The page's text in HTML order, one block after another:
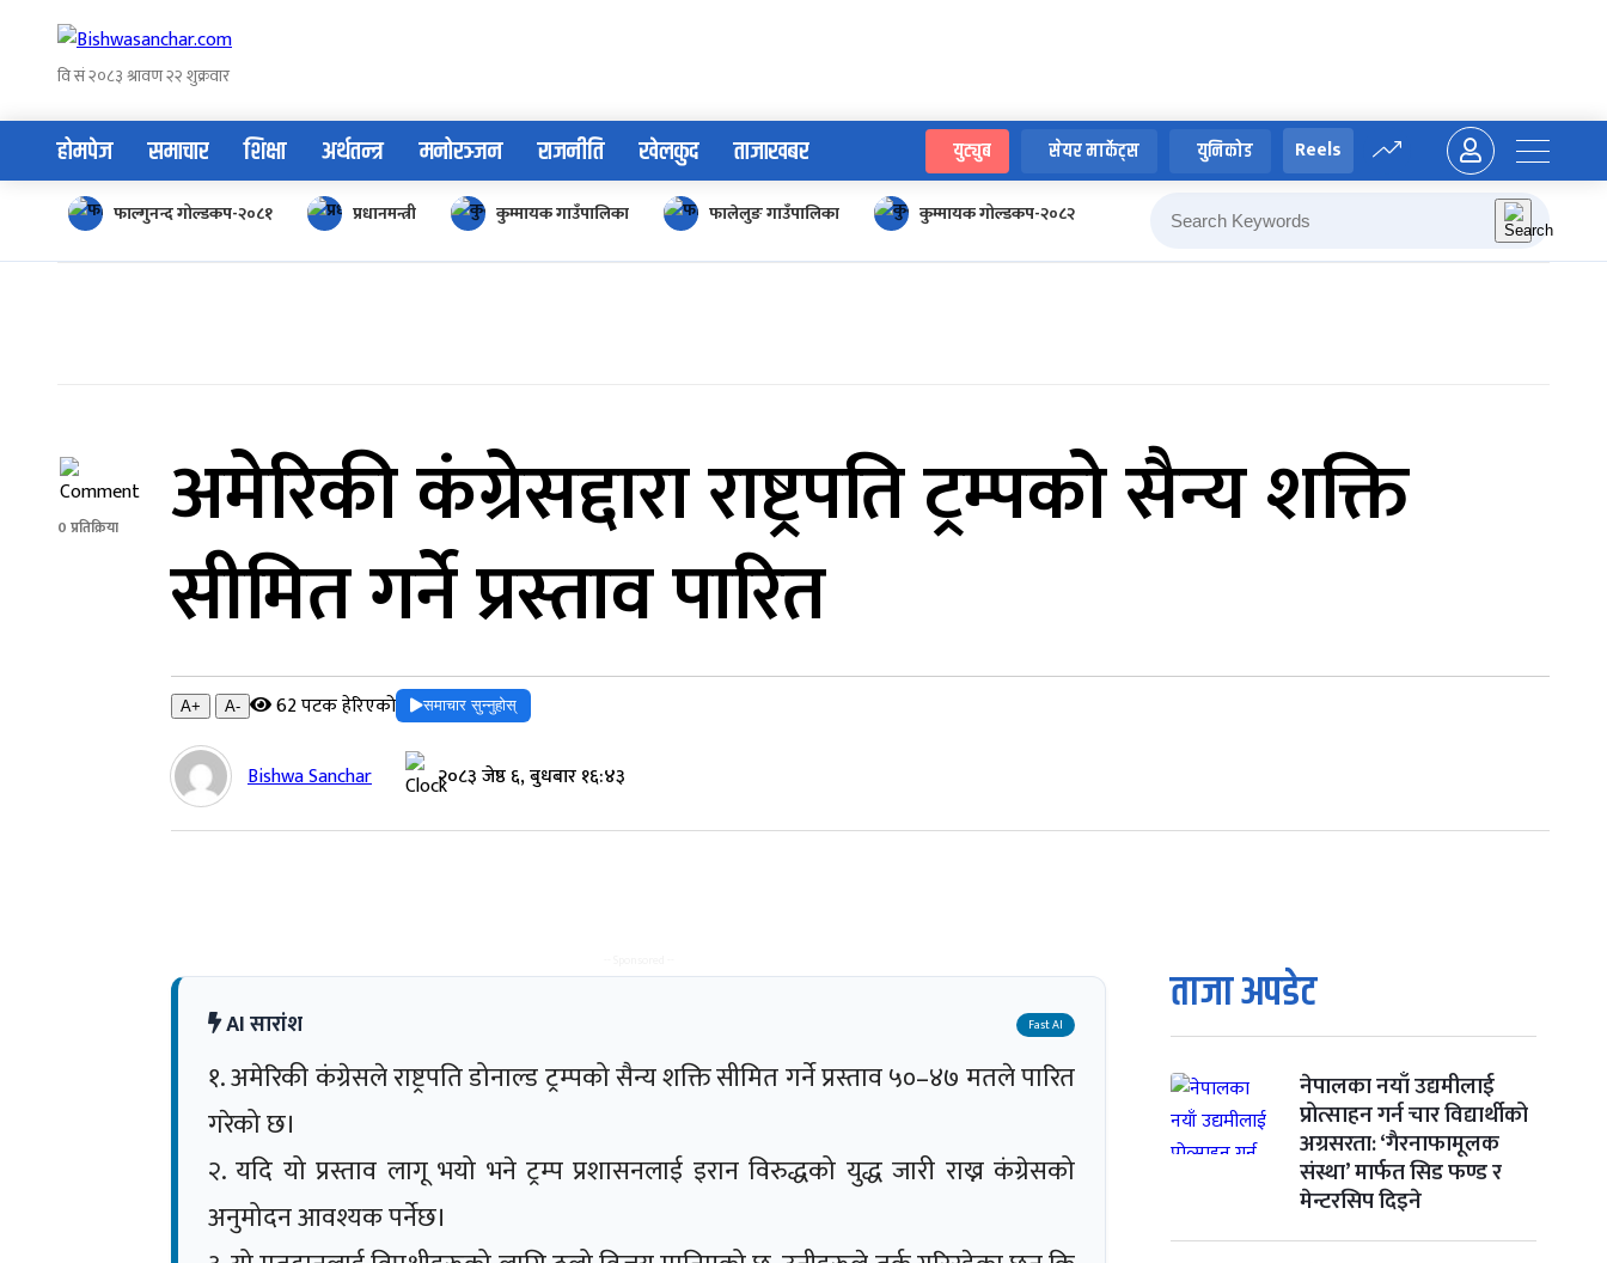
content
होमपेज समाचार शिक्षा अर्थतन्त्र मनोरञ्जन राजनीति खेलकुद ताजाखबर युट्युब सेयर मार्केट्स युनिकोड Reels
फाल्गुनन्द गोल्डकप-२०८१ प्रधानमन्त्री कुम्मायक गाउँपालिका फालेलुङ गाउँपालिका कुम्मायक गोल्डकप-२०८२ रवीन्द्र काफ्ले कोशी प्रदेश
0 प्रतिक्रिया अमेरिकी कंग्रेसद्दारा राष्ट्रपति ट्रम्पको सैन्य शक्ति
सीमित गर्ने प्रस्ताव पारित
A+ A- 62 पटक हेरिएको समाचार सुन्नुहोस्
Bishwa Sanchar २०८३ जेष्ठ ६, बुधबार १६:४३
AI सारांश Fast AI
१. अमेरिकी कंग्रेसले राष्ट्रपति डोनाल्ड ट्रम्पको सैन्य शक्ति सीमित गर्ने प्रस्ताव ५०–४७ मतले पारित
गरेको छ।
२. यदि यो प्रस्ताव लागू भयो भने ट्रम्प प्रशासनलाई इरान विरुद्धको युद्ध जारी राख्न कंग्रेसको
अनुमोदन आवश्यक पर्नेछ।
ताजा अपडेट
नेपालका नयाँ उद्यमीलाई
प्रोत्साहन गर्न चार विद्यार्थीको
अग्रसरता: ‘गैरनाफामूलक
संस्था’ मार्फत सिड फण्ड र
मेन्टरसिप दिइने